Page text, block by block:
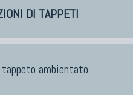
DI TAPPETI